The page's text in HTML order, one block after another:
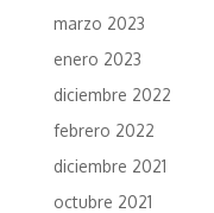
marzo 2023
enero 2023
diciembre 2022
febrero 2022
diciembre 2021
octubre 2021